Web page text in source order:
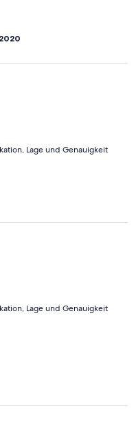
Lage und Genauigkeit
Lage und Genauigkeit